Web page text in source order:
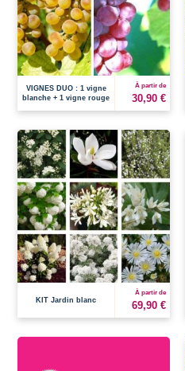
VIGNES DUO : 1 vigne
blanche + 1 vigne rouge
À partir de
30,90 €
KIT Jardin blanc
À partir de
69,90 €